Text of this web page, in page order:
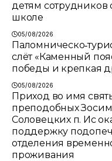
детям сотрудников
школе
05/08/2026
слёт «Каменный
победы и крепкая
05/08/2026
Приход во имя
преподобных
Соловецких п. Ис
поддержку
отделения
проживания